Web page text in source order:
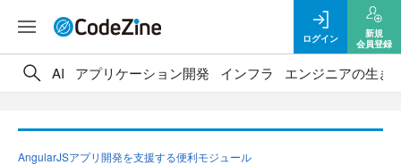
ログイン
新規
会員登録
AI アプリケーション開発 インフラ エンジニアの生き
AngularJSアプリ開発を支援する便利モジュール